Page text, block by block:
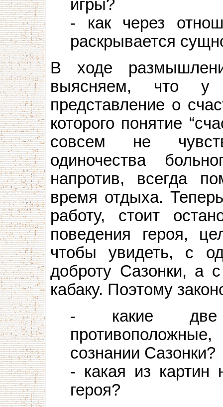
игры?
- как через
раскрывается
В ходе
выясняем, что у
представление о
которого понятие
совсем не
одиночества
напротив, всегда
время отдыха.
работу, стоит
поведения героя,
чтобы увидеть, с
доброту Сазонки, а
кабаку. Поэтому
- какие две
сознании Сазонки?
- какая из картин
героя?